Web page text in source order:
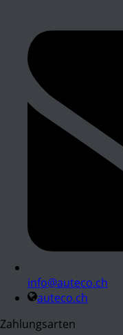
info@auteco.ch
auteco.ch
Zahlungsarten